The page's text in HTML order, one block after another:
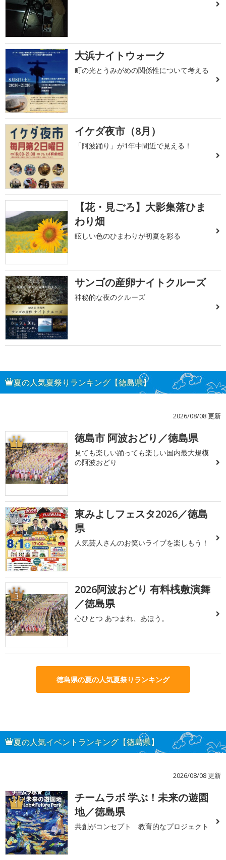
大浜ナイトウォーク
町の光とうみがめの関係性について考える
イケダ夜市（8月）
「阿波踊り」が1年中間近で見える！
【花・見ごろ】大影集落ひま
わり畑
眩しい色のひまわりが初夏を彩る
サンゴの産卵ナイトクルーズ
神秘的な夜のクルーズ
夏の人気夏祭りランキング【徳島県】
2026/08/08 更新
1 徳島市 阿波おどり／徳島県
見ても楽しい踊っても楽しい国内最大規模
の阿波おどり
2
東みよしフェスタ2026／徳島
県
人気芸人さんのお笑いライブを楽しもう！
3
2026阿波おどり 有料桟敷演舞
／徳島県
心ひとつ あつまれ、あほう。
徳島県の夏の人気夏祭りランキング
夏の人気イベントランキング【徳島県】
2026/08/08 更新
1
チームラボ 学ぶ！未来の遊園
地／徳島県
共創がコンセプト 教育的なプロジェクト